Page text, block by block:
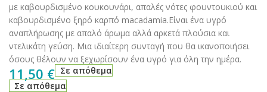
με καβουρδισμένο κουκουνάρι, απαλές νότες φουντουκιού και
καβουρδισμένο ξηρό καρπό macadamia.Είναι ένα υγρό
αναπλήρωσης με απαλό άρωμα αλλά αρκετά πλούσια και
ντελικάτη γεύση. Μια ιδιαίτερη συνταγή που θα ικανοποιήσει
όσους θέλουν να ξεχωρίσουν ένα υγρό για όλη την ημέρα.
11,50 € Σε απόθεμα
Σε απόθεμα